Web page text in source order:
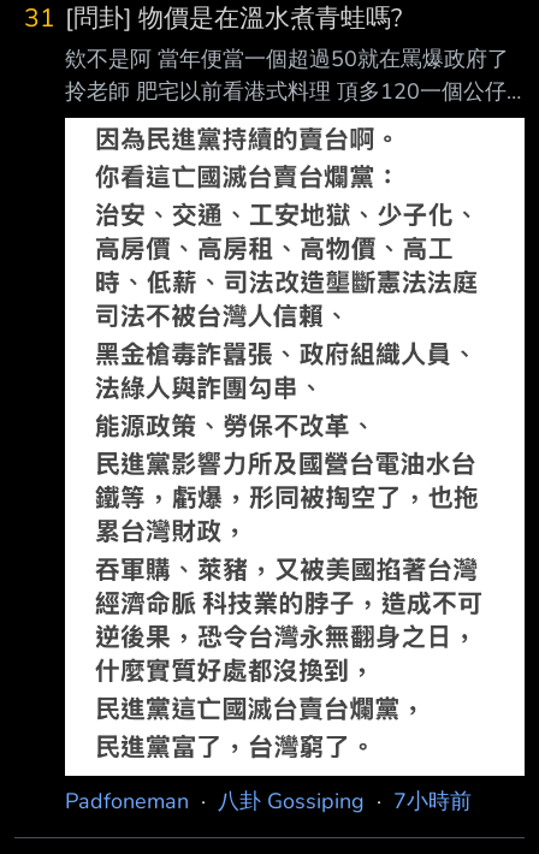
JPTT on my iPhone -- 芒果醬？
31 [問卦] 物價是在溫水煮青蛙嗎?
欸不是阿 當年便當一個超過50就在罵爆政府了
拎老師 肥宅以前看港式料理 頂多120一個公仔
麵就嚇嚇叫惹 現在公仔麵要170 靠杯阿 還一堆
看起來是幫你煮泡麵的餐 所以物價那麼高 你各
位真的不痛不癢喔 乾 之前還在抱怨一餐要150
才會飽 現在好像要200欸 糙 有沒有卦? --
Padfoneman · 八卦 Gossiping · 7小時前